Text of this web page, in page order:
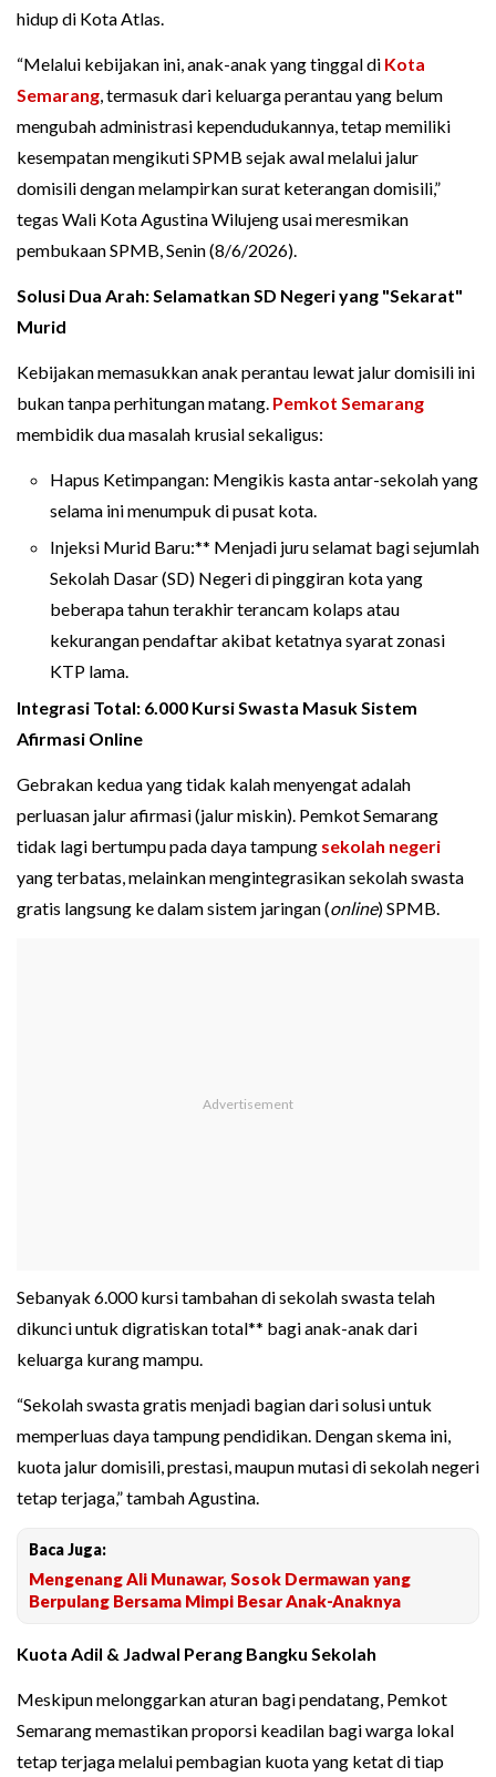
hidup di Kota Atlas.
“Melalui kebijakan ini, anak-anak yang tinggal di Kota
Semarang, termasuk dari keluarga perantau yang belum
mengubah administrasi kependudukannya, tetap memiliki
kesempatan mengikuti SPMB sejak awal melalui jalur
domisili dengan melampirkan surat keterangan domisili,”
tegas Wali Kota Agustina Wilujeng usai meresmikan
pembukaan SPMB, Senin (8/6/2026).
Solusi Dua Arah: Selamatkan SD Negeri yang "Sekarat"
Murid
Kebijakan memasukkan anak perantau lewat jalur domisili ini
bukan tanpa perhitungan matang. Pemkot Semarang
membidik dua masalah krusial sekaligus:
Hapus Ketimpangan: Mengikis kasta antar-sekolah yang
selama ini menumpuk di pusat kota.
Injeksi Murid Baru:** Menjadi juru selamat bagi sejumlah
Sekolah Dasar (SD) Negeri di pinggiran kota yang
beberapa tahun terakhir terancam kolaps atau
kekurangan pendaftar akibat ketatnya syarat zonasi
KTP lama.
Integrasi Total: 6.000 Kursi Swasta Masuk Sistem
Afirmasi Online
Gebrakan kedua yang tidak kalah menyengat adalah
perluasan jalur afirmasi (jalur miskin). Pemkot Semarang
tidak lagi bertumpu pada daya tampung sekolah negeri
yang terbatas, melainkan mengintegrasikan sekolah swasta
gratis langsung ke dalam sistem jaringan (online) SPMB.
Sebanyak 6.000 kursi tambahan di sekolah swasta telah
dikunci untuk digratiskan total** bagi anak-anak dari
keluarga kurang mampu.
“Sekolah swasta gratis menjadi bagian dari solusi untuk
memperluas daya tampung pendidikan. Dengan skema ini,
kuota jalur domisili, prestasi, maupun mutasi di sekolah negeri
tetap terjaga,” tambah Agustina.
Baca Juga:
Mengenang Ali Munawar, Sosok Dermawan yang
Berpulang Bersama Mimpi Besar Anak-Anaknya
Kuota Adil & Jadwal Perang Bangku Sekolah
Meskipun melonggarkan aturan bagi pendatang, Pemkot
Semarang memastikan proporsi keadilan bagi warga lokal
tetap terjaga melalui pembagian kuota yang ketat di tiap